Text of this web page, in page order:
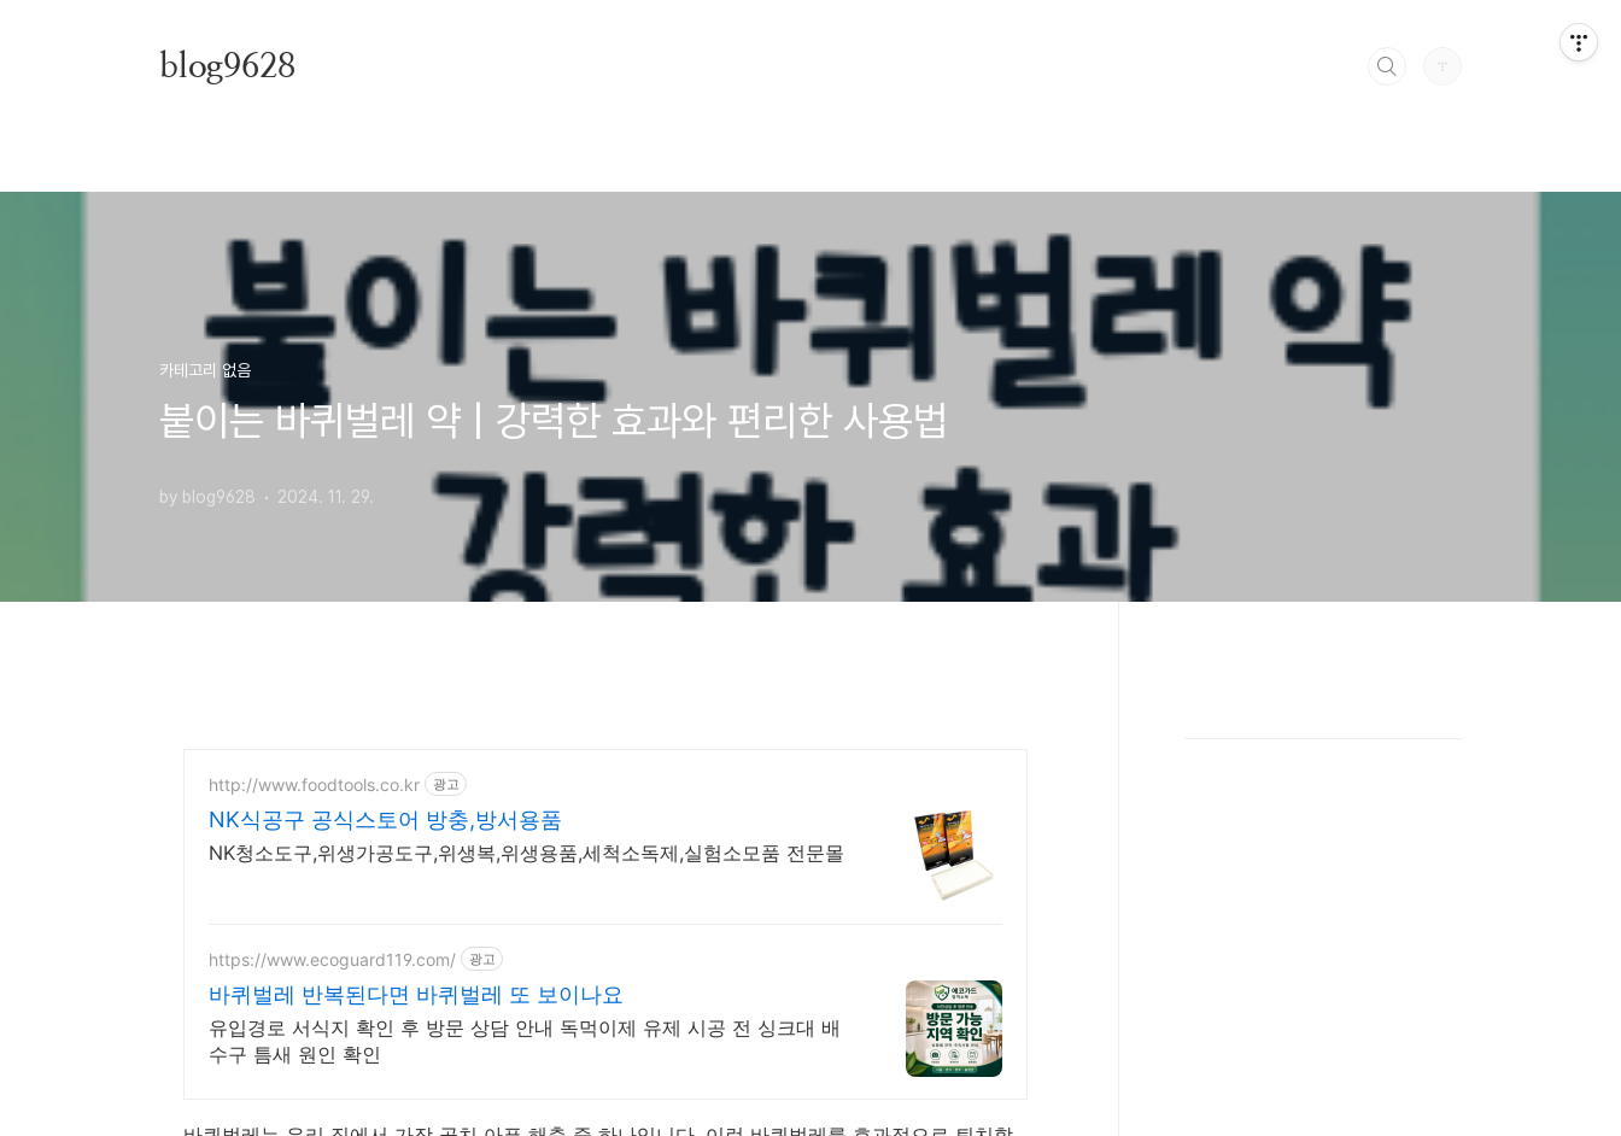
blog9628
카테고리 없음
붙이는 바퀴벌레 약 | 강력한 효과와 편리한 사용법
by blog9628 2024. 11. 29.
http://www.foodtools.co.kr 광고
NK식공구 공식스토어 방충,방서용품
NK청소도구,위생가공도구,위생복,위생용품,세척소독제,실험소모품 전문몰
https://www.ecoguard119.com/ 광고
바퀴벌레 반복된다면 바퀴벌레 또 보이나요
유입경로 서식지 확인 후 방문 상담 안내 독먹이제 유제 시공 전 싱크대 배
수구 틈새 원인 확인